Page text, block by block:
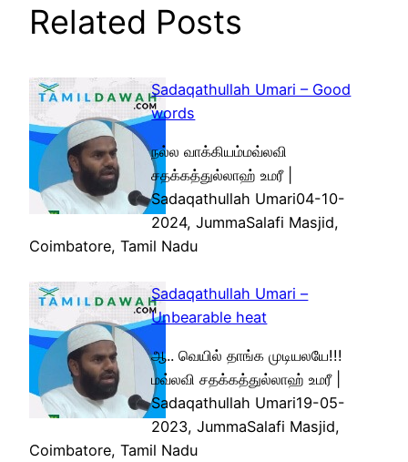
Related Posts
Sadaqathullah Umari – Good
words
நல்ல வாக்கியம்மவ்லவி
சதக்கத்துல்லாஹ் உமரீ |
Sadaqathullah Umari04-10-
2024, JummaSalafi Masjid,
Coimbatore, Tamil Nadu
Sadaqathullah Umari –
Unbearable heat
ஆ.. வெயில் தாங்க முடியலயே!!!
மவ்லவி சதக்கத்துல்லாஹ் உமரீ |
Sadaqathullah Umari19-05-
2023, JummaSalafi Masjid,
Coimbatore, Tamil Nadu